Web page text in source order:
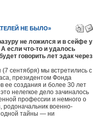
НЕ БЫЛО»
не ложился и в сейфе у
если что-то и удалось
говорить лет эдак через
сентября) мы встретились с
президентом Фонда
ее создания и более 30 лет
нелегкое дело зачиналось
профессии и немного о
военно-
одной тайны — ни